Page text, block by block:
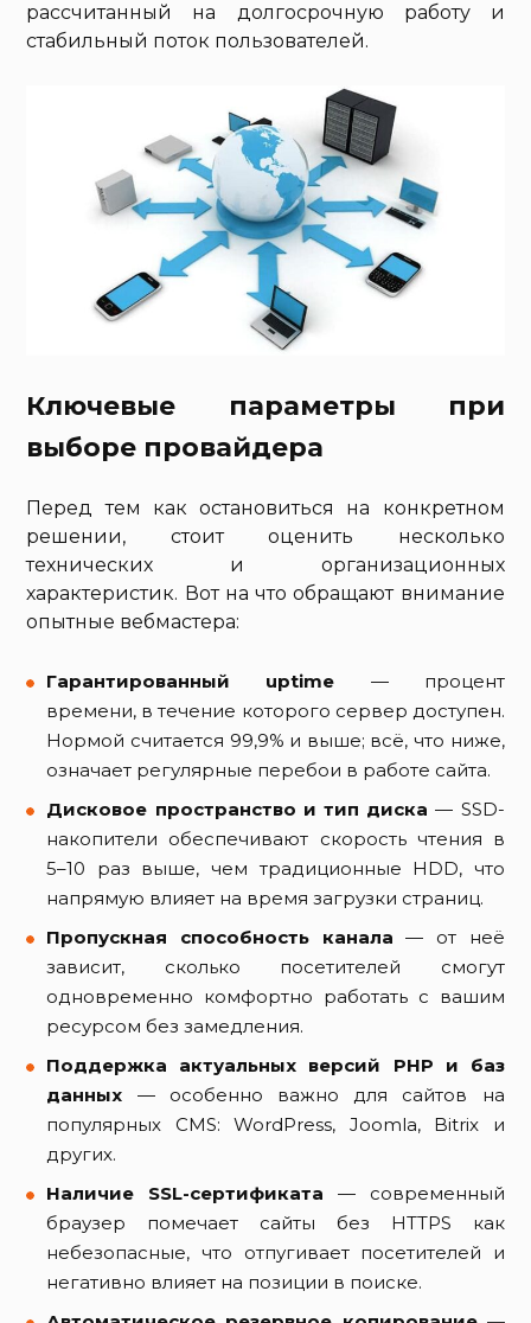
рассчитанный на долгосрочную работу и
стабильный поток пользователей.
Ключевые параметры при
выборе провайдера
Перед тем как остановиться на конкретном
решении, стоит оценить несколько
технических и организационных
характеристик. Вот на что обращают внимание
опытные вебмастера:
Гарантированный uptime — процент
времени, в течение которого сервер доступен.
Нормой считается 99,9% и выше; всё, что ниже,
означает регулярные перебои в работе сайта.
Дисковое пространство и тип диска — SSD-
накопители обеспечивают скорость чтения в
5–10 раз выше, чем традиционные HDD, что
напрямую влияет на время загрузки страниц.
Пропускная способность канала — от неё
зависит, сколько посетителей смогут
одновременно комфортно работать с вашим
ресурсом без замедления.
Поддержка актуальных версий PHP и баз
данных — особенно важно для сайтов на
популярных CMS: WordPress, Joomla, Bitrix и
других.
Наличие SSL-сертификата — современный
браузер помечает сайты без HTTPS как
небезопасные, что отпугивает посетителей и
негативно влияет на позиции в поиске.